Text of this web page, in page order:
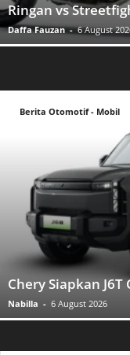
Ringan vs
Daffa Fauzan - 6 August
Berita Otomotif - Mobil
Chery Siapkan J6T
Nabilla - 6 August 2026